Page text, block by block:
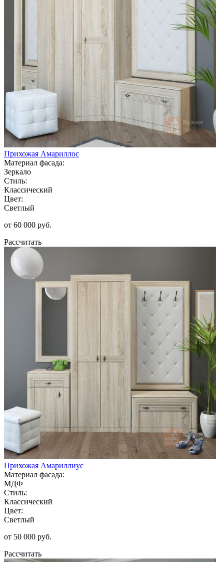
Прихожая Амариллос
Материал фасада:
Зеркало
Стиль:
Классический
Цвет:
Светлый
от 60 000 руб.
Рассчитать
Прихожая Амариллиус
Материал фасада:
МДФ
Стиль:
Классический
Цвет:
Светлый
от 50 000 руб.
Рассчитать